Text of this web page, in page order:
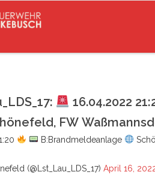
16.04.2022
FW
B:Brandmeldeanlage
(@Lst_Lau_LDS_17) April 16,